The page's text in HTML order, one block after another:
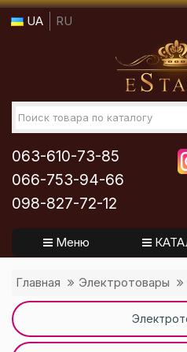
UA RU
063-610-73-85
066-753-94-66
098-827-72-12
Меню
Главная Электротовары